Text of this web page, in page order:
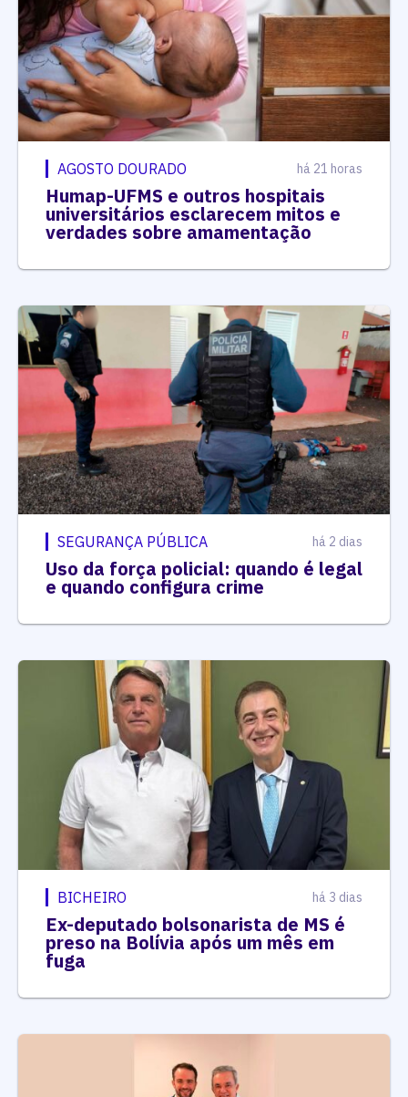
AGOSTO DOURADO há 21 horas
Humap-UFMS e outros hospitais
universitários esclarecem mitos e
verdades sobre amamentação
SEGURANÇA PÚBLICA há 2 dias
Uso da força policial: quando é legal
e quando configura crime
BICHEIRO há 3 dias
Ex-deputado bolsonarista de MS é
preso na Bolívia após um mês em
fuga